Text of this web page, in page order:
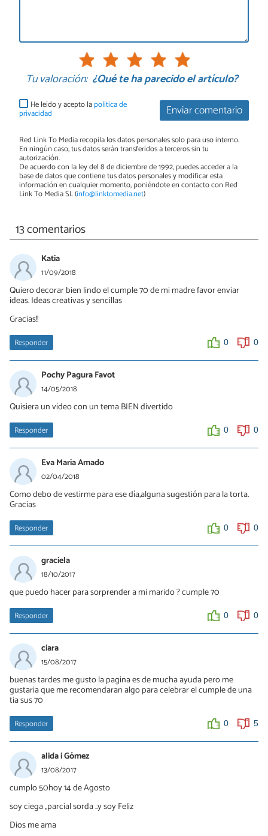
Tu valoración: ¿Qué te ha parecido el artículo?
Enviar comentario
He leído y acepto lapolítica de
privacidad
Red Link To Media recopila los datos personales solo para uso interno.
En ningún caso, tus datos serán transferidos a terceros sin tu
autorización.
De acuerdo con la ley del 8 de diciembre de 1992, puedes acceder a la
base de datos que contiene tus datos personales y modificar esta
información en cualquier momento, poniéndote en contacto con Red
Link To Media SL (info@linktomedia.net)
13 comentarios
Katia
11/09/2018
Quiero decorar bien lindo el cumple 70 de mi madre favor enviar
ideas. Ideas creativas y sencillas
Gracias!!
Responder 0 0
Pochy Pagura Favot
14/05/2018
Quisiera un vídeo con un tema BIEN divertido
Responder 0 0
Eva Maria Amado
02/04/2018
Como debo de vestirme para ese día,alguna sugestión para la torta.
Gracias
Responder 0 0
graciela
18/10/2017
que puedo hacer para sorprender a mi marido ? cumple 70
Responder 0 0
ciara
15/08/2017
buenas tardes me gusto la pagina es de mucha ayuda pero me
gustaria que me recomendaran algo para celebrar el cumple de una
tia sus 70
Responder 0 5
alida i Gómez
13/08/2017
cumplo 50hoy 14 de Agosto
soy ciega ,,parcial sorda ..y soy Feliz
Dios me ama